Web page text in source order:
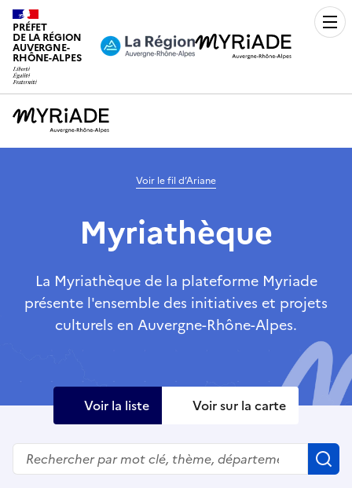
PRÉFET
DE LA RÉGION
AUVERGNE-
RHÔNE-ALPES
Voir le fil d’Ariane
Myriathèque
La Myriathèque de la plateforme Myriade
présente l'ensemble des initiatives et projets
culturels en Auvergne-Rhône-Alpes.
Voir la liste Voir sur la carte
Rechercher